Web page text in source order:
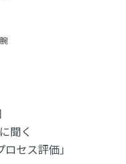
聞く
セス評価」